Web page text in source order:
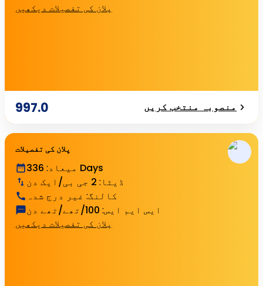
پلان کی تفصیلات دیکھیں
997.0 منصوبہ منتخب کریں
پلان کی تفصیلات
میعاد:
336 Days
ڈیٹا : 2 جی بی/ایک دن
کالنگ: غیر درج شدہ
ایس ایم ایس: 100/تھے/تھے دن
پلان کی تفصیلات دیکھیں